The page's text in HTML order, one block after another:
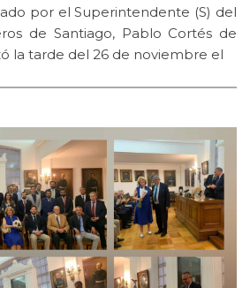
por el Superintendente (S) del
de Santiago, Pablo Cortés de
la tarde del 26 de noviembre el